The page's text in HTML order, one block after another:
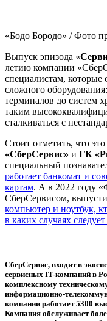
«Бодо Бородо» / Фото
Выпуск эпизода «
летию компании
специалистам, которые
сложного
терминалов до систем
таким
сталкиваться с
Стоит отметить, что
«СберСервис» и ГК
специальный
работает банкомат и
картам. А в 2022 году
СберСервисом,
компьютер и ноутбук,
в каких случаях
СберСервис, входит в
сервисных IT-компаний в
комплексному
информационно-
компании работает 5300
Компания обслуживает